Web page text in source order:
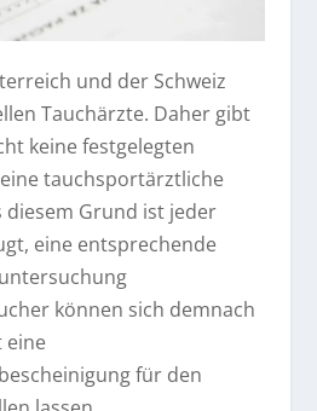
und der Schweiz
Tauchärzte. Daher gibt
keine festgelegten
tauchsportärztliche
diesem Grund ist jeder
eine entsprechende
können sich demnach
eine
für den